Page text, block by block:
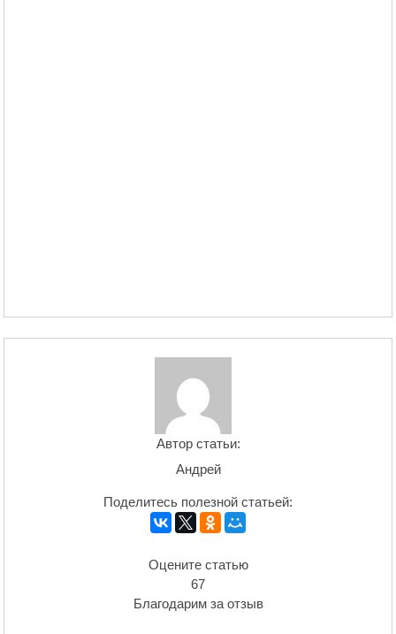
Автор статьи:
Андрей
Поделитесь полезной статьей:
Оцените статью
67
Благодарим за отзыв